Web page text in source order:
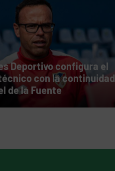
Deportivo configura el
con la continuidad
de la Fuente